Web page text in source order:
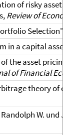
of risky assets
Review of
Selection",
in a capital asset
the asset
of Financial
theory of
W. und